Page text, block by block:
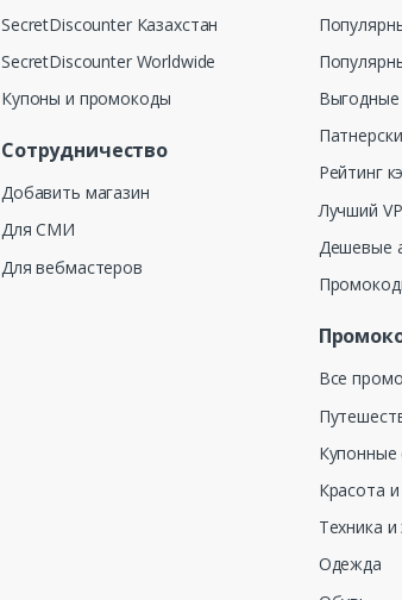
SecretDiscounter Казахстан
SecretDiscounter Worldwide
Купоны и промокоды
Сотрудничество
Добавить магазин
Для СМИ
Для вебмастеров
Выгодные
Рейтинг
Лучший
Дешевые
Все
Купонные
Красота
Техника
Одежда